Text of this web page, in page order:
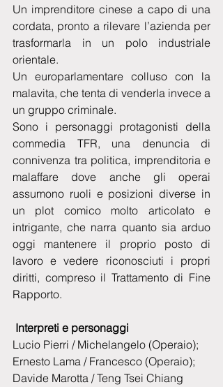
Un imprenditore cinese a capo di una
cordata, pronto a rilevare l’azienda per
trasformarla in un polo industriale
orientale.
Un europarlamentare colluso con la
malavita, che tenta di venderla invece a
un gruppo criminale.
Sono i personaggi protagonisti della
commedia TFR, una denuncia di
connivenza tra politica, imprenditoria e
malaffare dove anche gli operai
assumono ruoli e posizioni diverse in
un plot comico molto articolato e
intrigante, che narra quanto sia arduo
oggi mantenere il proprio posto di
lavoro e vedere riconosciuti i propri
diritti, compreso il Trattamento di Fine
Rapporto.
Interpreti e personaggi
Lucio Pierri / Michelangelo (Operaio);
Ernesto Lama / Francesco (Operaio);
Davide Marotta / Teng Tsei Chiang